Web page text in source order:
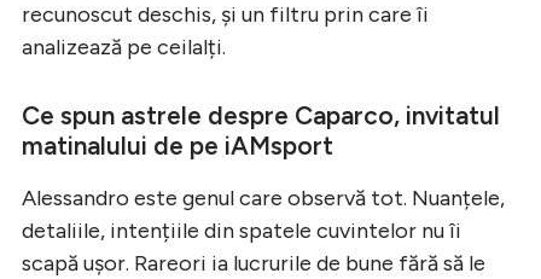
recunoscut deschis, și un filtru prin care îi
analizează pe ceilalți.
Ce spun astrele despre Caparco, invitatul
matinalului de pe iAMsport
Alessandro este genul care observă tot. Nuanțele,
detaliile, intențiile din spatele cuvintelor nu îi
scapă ușor. Rareori ia lucrurile de bune fără să le